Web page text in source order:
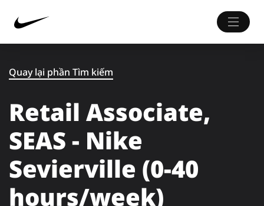
Quay lại phần Tìm kiếm
Retail Associate,
SEAS - Nike
Sevierville (0-40
hours/week)